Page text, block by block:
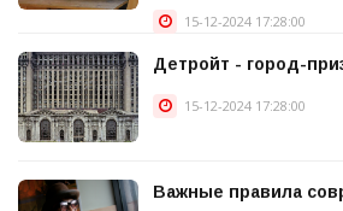
15-12-2024 17:28:00
Детройт - город-
15-12-2024 17:28:00
Важные правила